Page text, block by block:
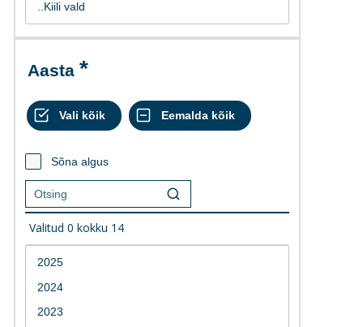
Aasta
Sõna algus
Valitud 0 kokku 14